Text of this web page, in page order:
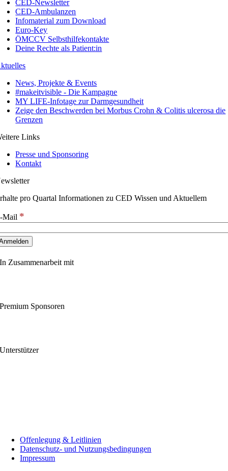
CED-Newsletter
CED-Ambulanzen
Infomaterial zum Download
Euro-Key
ÖMCCV Selbsthilfekontakte
Deine Rechte als Patient:in
News, Projekte & Events
#makeitvisible - Die Kampagne
MY LIFE-Infotage zur Darmgesundheit
Zeige den Beschwerden bei Morbus Crohn & Colitis ulcerosa die
Grenzen
Links
Presse und Sponsoring
Kontakt
pro Quartal Informationen zu CED Wissen und Aktuellem
Mail *
In Zusammenarbeit mit
Premium Sponsoren
Unterstützer
Offenlegung & Leitlinien
Datenschutz- und Nutzungsbedingungen
Impressum